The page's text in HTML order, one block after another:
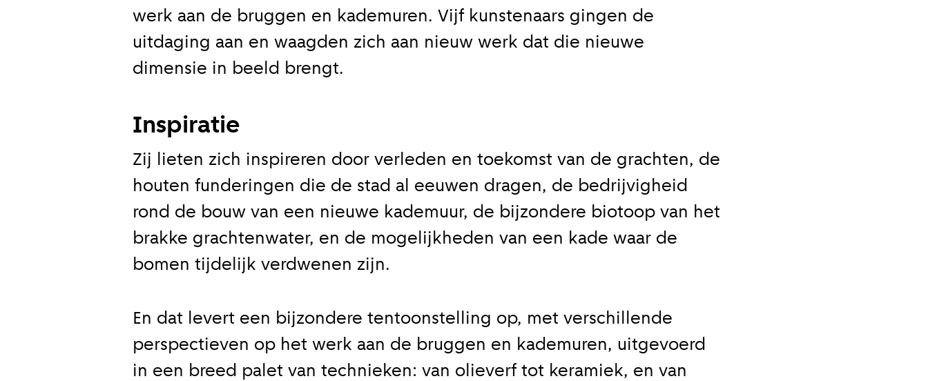
werk aan de bruggen en kademuren. Vijf kunstenaars gingen de
uitdaging aan en waagden zich aan nieuw werk dat die nieuwe
dimensie in beeld brengt.
Inspiratie
Zij lieten zich inspireren door verleden en toekomst van de grachten, de
houten funderingen die de stad al eeuwen dragen, de bedrijvigheid
rond de bouw van een nieuwe kademuur, de bijzondere biotoop van het
brakke grachtenwater, en de mogelijkheden van een kade waar de
bomen tijdelijk verdwenen zijn.
En dat levert een bijzondere tentoonstelling op, met verschillende
perspectieven op het werk aan de bruggen en kademuren, uitgevoerd
in een breed palet van technieken: van olieverf tot keramiek, en van